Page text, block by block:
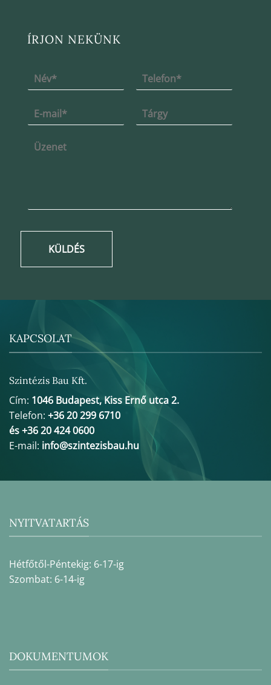
ÍRJON NEKÜNK
KÜLDÉS
KAPCSOLAT
Szintézis Bau Kft.
Cím: 1046 Budapest, Kiss Ernő utca 2.
Telefon: +36 20 299 6710
és +36 20 424 0600
E-mail: info@szintezisbau.hu
NYITVATARTÁS
Hétfőtől-Péntekig: 6-17-ig
Szombat: 6-14-ig
DOKUMENTUMOK